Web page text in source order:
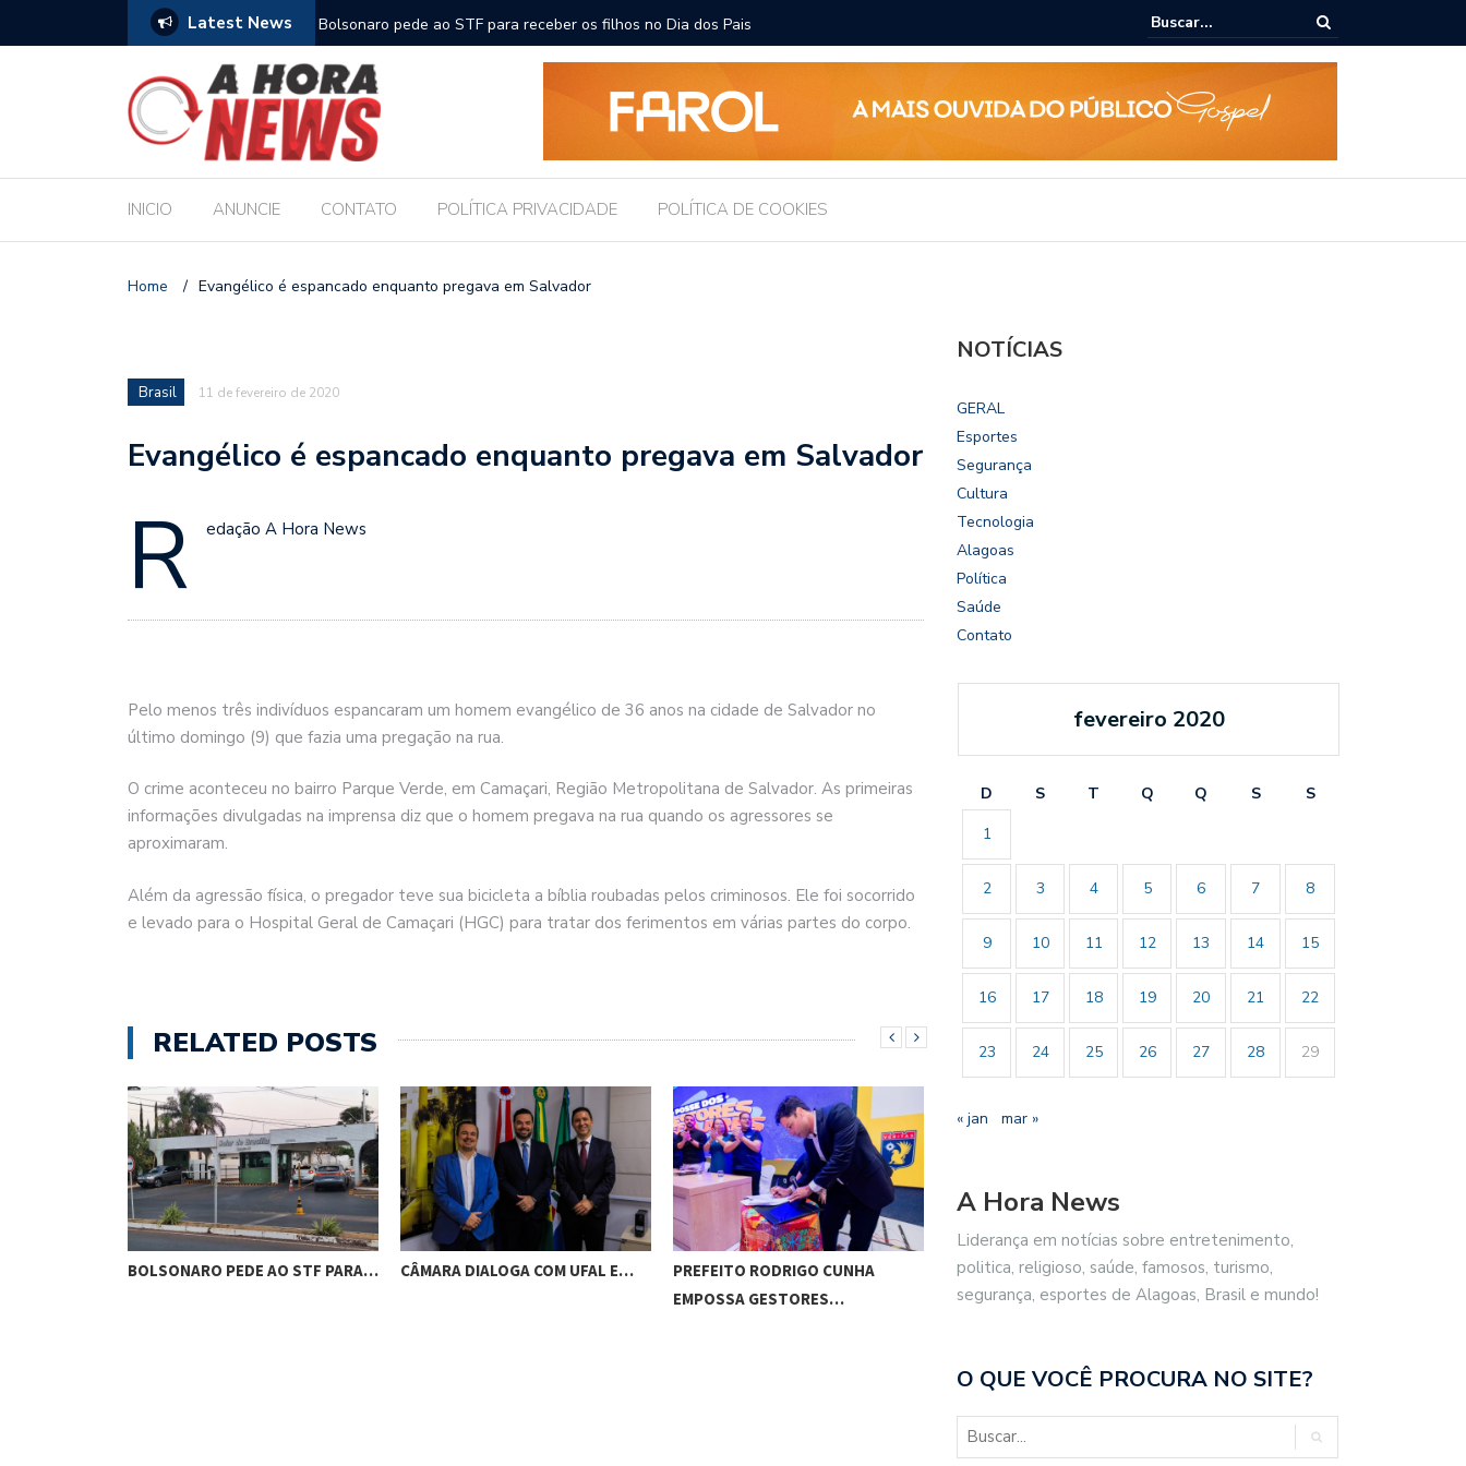
Latest News
com a Educação durante posse Bolsonaro pede ao STF para receber os filhos no Dia dos Pais
Câmara dialoga com UFAL e Faculdade de Coimbra sobre parcerias para
Legislativo
INICIO ANUNCIE CONTATO POLÍTICA PRIVACIDADE POLÍTICA DE COOKIES
Home / Evangélico é espancado enquanto pregava em Salvador
Brasil 11 de fevereiro de 2020
Evangélico é espancado enquanto pregava em Salvador
R edação A Hora News
Pelo menos três indivíduos espancaram um homem evangélico de 36 anos na cidade de Salvador no
último domingo (9) que fazia uma pregação na rua.
O crime aconteceu no bairro Parque Verde, em Camaçari, Região Metropolitana de Salvador. As primeiras
informações divulgadas na imprensa diz que o homem pregava na rua quando os agressores se
aproximaram.
Além da agressão física, o pregador teve sua bicicleta a bíblia roubadas pelos criminosos. Ele foi socorrido
e levado para o Hospital Geral de Camaçari (HGC) para tratar dos ferimentos em várias partes do corpo.
RELATED POSTS
BOLSONARO PEDE AO STF PARA… CÂMARA DIALOGA COM UFAL E…
PREFEITO RODRIGO CUNHA
EMPOSSA GESTORES…
CHICO FILHO DESTACA
POTENCIAL ESPORTIVO,…
BRASIL REPUDIA REVOGAÇÃO DE
VISTO…
NOTÍCIAS
GERAL
Esportes
Segurança
Cultura
Tecnologia
Alagoas
Política
Saúde
Contato
fevereiro 2020
D S T Q Q S
S
1
2 3 4 5 6 7 8
9 10 11 12 13 14 15
16 17 18 19 20 21 22
23 24 25 26 27 28 29
« jan mar »
A Hora News
Liderança em notícias sobre entretenimento,
politica, religioso, saúde, famosos, turismo,
segurança, esportes de Alagoas, Brasil e mundo!
O QUE VOCÊ PROCURA NO SITE?